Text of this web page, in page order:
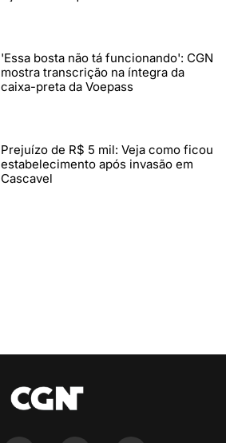
'Essa bosta não tá funcionando': CGN
mostra transcrição na íntegra da
caixa-preta da Voepass
Prejuízo de R$ 5 mil: Veja como ficou
estabelecimento após invasão em
Cascavel